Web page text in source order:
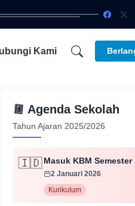
Kami
📅 Agenda Sekolah
Tahun Ajaran 2025/2026
🇮🇩Masuk KBM Semester
2 Januari 2026
Kurikulum